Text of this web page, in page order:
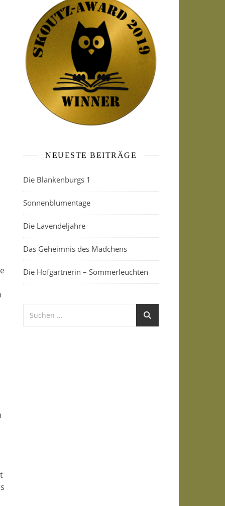
NEUESTE BEITRÄGE
Die Blankenburgs 1
Sonnenblumentage
Die Lavendeljahre
Das Geheimnis des Mädchens
Die Hofgärtnerin – Sommerleuchten